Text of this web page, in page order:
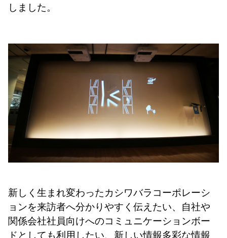
しました。
新しく生まれ変わったカシワバラコーポレーシ
ョンを来訪者へ分かりやすく伝えたい、自社や
関係会社社員向けへのコミュニケーションボー
ドとしても利用したい、新しい情報多彩な情報